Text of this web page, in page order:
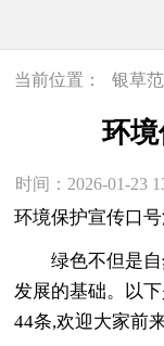
当前位置： 银草
环
时间：2026-01-23
环境保护宣传口
绿色不但是自
发展的基础。以
44条,欢迎大家前